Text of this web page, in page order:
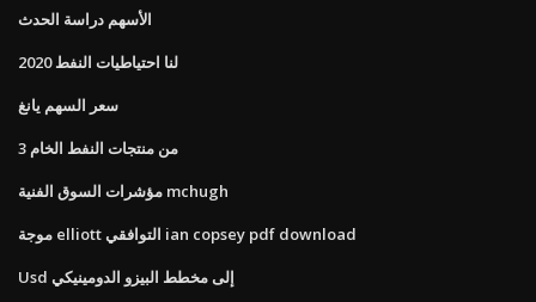
الأسهم دراسة الحدث
لنا احتياطيات النفط 2020
سعر السهم يانغ
3 من منتجات النفط الخام
مؤشرات السوق الفنية mchugh
موجة elliott التوافقي ian copsey pdf download
Usd إلى مخطط البيزو الدومينيكي